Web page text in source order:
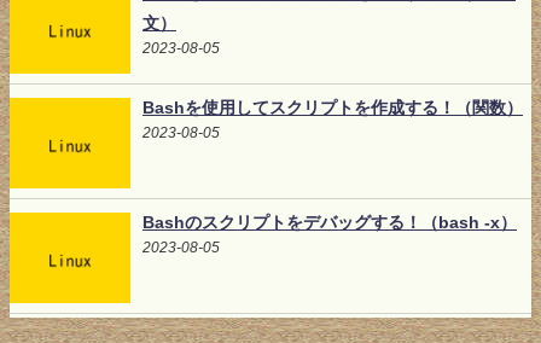
文）
2023-08-05
Bashを使用してスクリプトを作成する！（関数）
2023-08-05
Bashのスクリプトをデバッグする！（bash -x）
2023-08-05